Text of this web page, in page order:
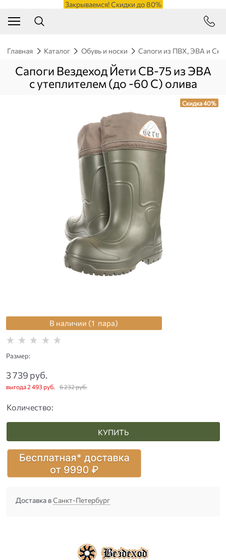
Закрываемся! Скидки до 80%
Главная Каталог Обувь и носки Сапоги из ПВХ, ЭВА и
Сапоги Вездеход Йети СВ-75 из ЭВА
с утеплителем (до -60 С) олива
Скидка 40%
В наличии (1 пара)
Размер:
6 232 руб.
3 739 руб.
выгода2 493 руб.
Количество:
КУПИТЬ
Доставка вСанкт-Петербург